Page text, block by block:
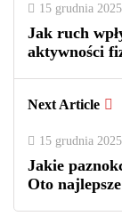
15 grudnia 2025
Jak ruch
aktywności
Next Article
15 grudnia 2025
Jakie
Oto